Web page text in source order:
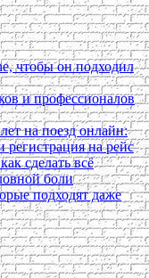
чтобы он подходил
и профессионалов
на поезд онлайн:
регистрация на рейс
сделать всё
боли
подходят даже